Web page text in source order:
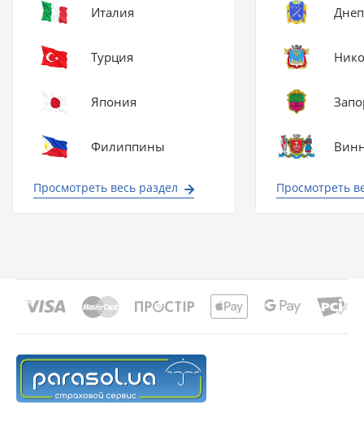
Италия
Турция
Япония
Филиппины
Просмотреть весь раздел Просмотреть